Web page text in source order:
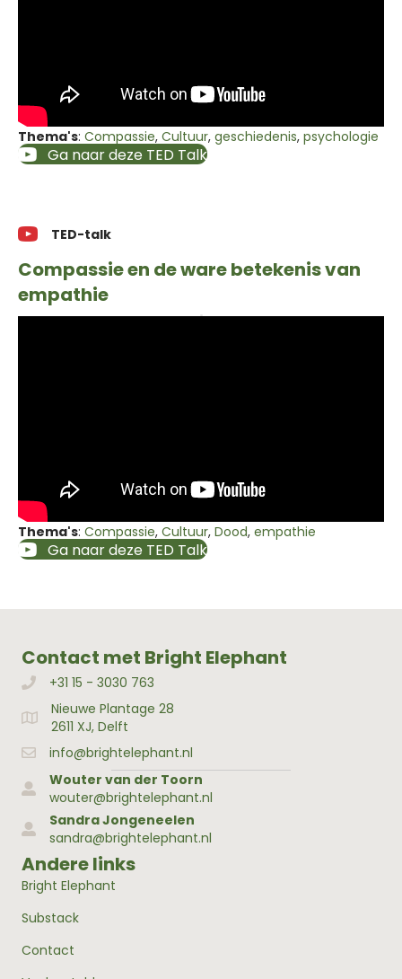
Thema's: Compassie, Cultuur, geschiedenis, psychologie
Ga naar deze TED Talk
TED-talk
Compassie en de ware betekenis van
empathie
Thema's: Compassie, Cultuur, Dood, empathie
Ga naar deze TED Talk
Contact met Bright Elephant
Bellen met Bright Elephant
+31 15 - 3030 763
Adres Bright Elephant
Nieuwe Plantage 28
2611 XJ, Delft
info@brightelephant.nl
Wouter van der Toorn
wouter@brightelephant.nl
Sandra Jongeneelen
sandra@brightelephant.nl
Andere links
Bright Elephant
Substack
Contact